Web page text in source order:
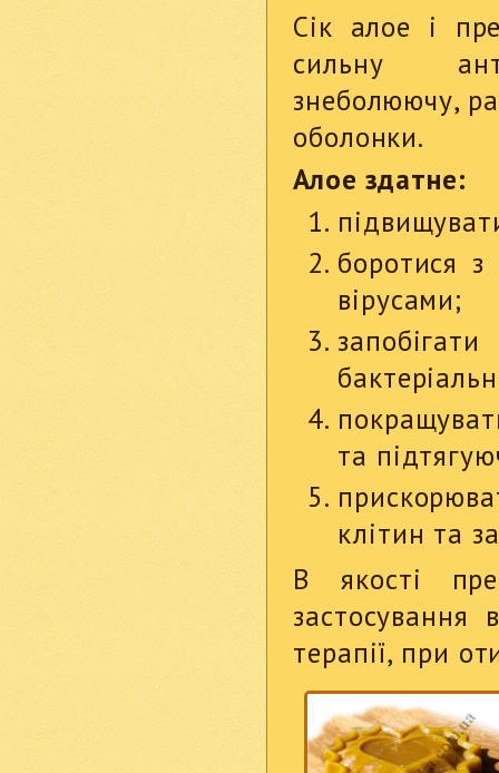
Сік алое і
сильну
знеболюючу,
оболонки.
Алое здатне:
боротися
вірусами;
та
клітин та
В якості
застосування
терапії, при